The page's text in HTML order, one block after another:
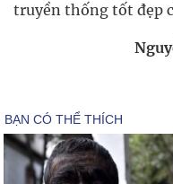
truyền thống tốt đẹp